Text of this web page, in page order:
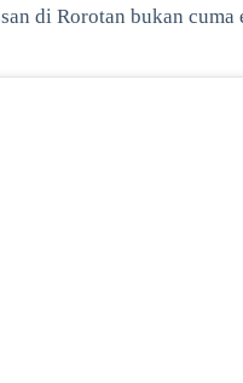
di Rorotan bukan cuma